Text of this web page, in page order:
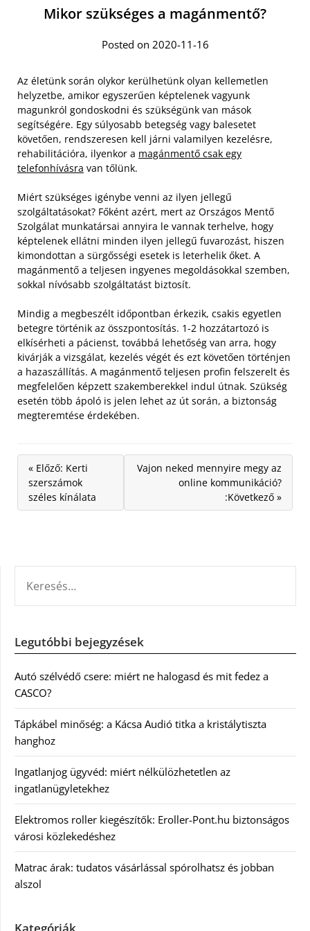
Mikor szükséges a magánmentő?
Posted on 2020-11-16
Az életünk során olykor kerülhetünk olyan kellemetlen
helyzetbe, amikor egyszerűen képtelenek vagyunk
magunkról gondoskodni és szükségünk van mások
segítségére. Egy súlyosabb betegség vagy balesetet
követően, rendszeresen kell járni valamilyen kezelésre,
rehabilitációra, ilyenkor a magánmentő csak egy
telefonhívásra van tőlünk.
Miért szükséges igénybe venni az ilyen jellegű
szolgáltatásokat? Főként azért, mert az Országos Mentő
Szolgálat munkatársai annyira le vannak terhelve, hogy
képtelenek ellátni minden ilyen jellegű fuvarozást, hiszen
kimondottan a sürgősségi esetek is leterhelik őket. A
magánmentő a teljesen ingyenes megoldásokkal szemben,
sokkal nívósabb szolgáltatást biztosít.
Mindig a megbeszélt időpontban érkezik, csakis egyetlen
betegre történik az összpontosítás. 1-2 hozzátartozó is
elkísérheti a pácienst, továbbá lehetőség van arra, hogy
kivárják a vizsgálat, kezelés végét és ezt követően történjen
a hazaszállítás. A magánmentő teljesen profin felszerelt és
megfelelően képzett szakemberekkel indul útnak. Szükség
esetén több ápoló is jelen lehet az út során, a biztonság
megteremtése érdekében.
« Előző: Kerti
szerszámok
széles kínálata
Vajon neked mennyire megy az
online kommunikáció?
:Következő »
Legutóbbi bejegyzések
Autó szélvédő csere: miért ne halogasd és mit fedez a
CASCO?
Tápkábel minőség: a Kácsa Audió titka a kristálytiszta
hanghoz
Ingatlanjog ügyvéd: miért nélkülözhetetlen az
ingatlanügyletekhez
Elektromos roller kiegészítők: Eroller-Pont.hu biztonságos
városi közlekedéshez
Matrac árak: tudatos vásárlással spórolhatsz és jobban
alszol